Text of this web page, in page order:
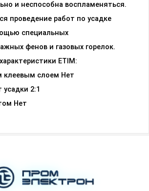
и неспособна воспламеняться.
проведение работ по усадке
специальных
фенов и газовых горелок.
ETIM:
клеевым слоем Нет
2:1
Нет